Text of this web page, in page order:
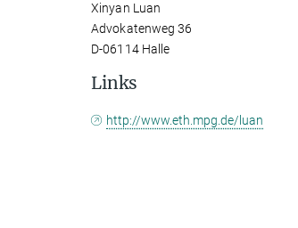
Xinyan Luan
Advokatenweg 36
D-06114 Halle
Links
http://www.eth.mpg.de/luan